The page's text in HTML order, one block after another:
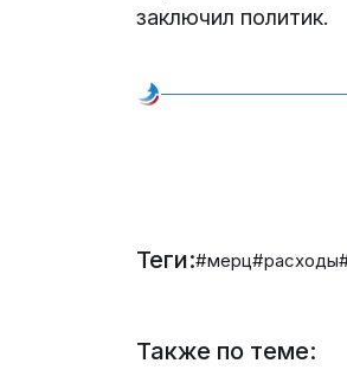
заключил политик.
Теги:#мерц#расходы
Также по теме: